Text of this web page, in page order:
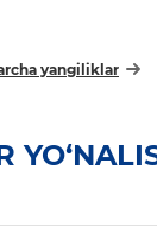
yangiliklar